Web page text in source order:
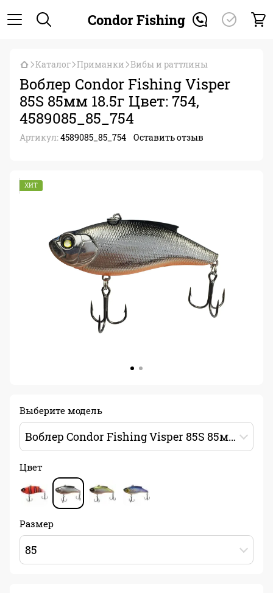
Condor Fishing
Каталог Приманки Вибы и раттлины
Воблер Condor Fishing Visper
85S 85мм 18.5г Цвет: 754,
4589085_85_754
Артикул:4589085_85_754 Оставить отзыв
ХИТ
Выберите модель
Воблер Condor Fishing Visper 85S 85мм 18.5г Цвет: 754
Цвет
Размер
85